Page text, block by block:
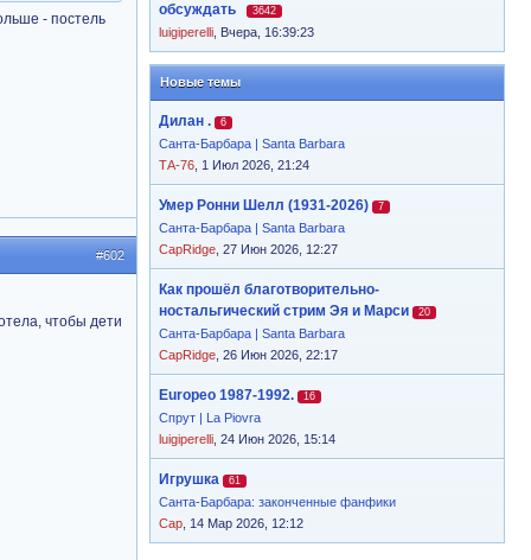
обсуждать
3642
luigiperelli Вчера, 16:39:23
Новые темы
Дилан . 6
Санта-Барбара | Santa Barbara
ТА-76 , 1 Июл 2026, 21:24
Умер Ронни Шелл (1931-2026) 7
Санта-Барбара | Santa Barbara
CapRidge , 27 Июн 2026, 12:27
Как прошёл благотворительно-
ностальгический стрим Эя и Марси
20
Санта-Барбара | Santa Barbara
CapRidge , 26 Июн 2026, 22:17
Europeo 1987-1992. 16
Спрут | La Piovra
luigiperelli , 24 Июн 2026, 15:14
Игрушка 61
Санта-Барбара: законченные фанфики
Cap , 14 Мар 2026, 12:12
- постель
#602
чтобы дети